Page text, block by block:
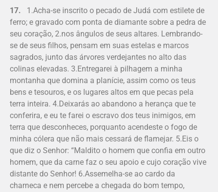
17. 1.Acha-se inscrito o pecado de Judá com estilete de
ferro; e gravado com ponta de diamante sobre a pedra de
seu coração, 2.nos ângulos de seus altares. Lembrando-
se de seus filhos, pensam em suas estelas e marcos
sagrados, junto das árvores verdejantes no alto das
colinas elevadas. 3.Entregarei à pilhagem a minha
montanha que domina a planície, assim como os teus
bens e tesouros, e os lugares altos em que pecas pela
terra inteira. 4.Deixarás ao abandono a herança que te
conferira, e eu te farei o escravo dos teus inimigos, em
terra que desconheces, porquanto acendeste o fogo de
minha cólera que não mais cessará de flamejar. 5.Eis o
que diz o Senhor: “Maldito o homem que confia em outro
homem, que da carne faz o seu apoio e cujo coração vive
distante do Senhor! 6.Assemelha-se ao cardo da
charneca e nem percebe a chegada do bom tempo,